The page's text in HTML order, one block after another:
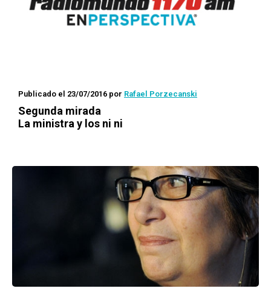
Publicado el 23/07/2016 por Rafael Porzecanski
Segunda mirada
La ministra y los ni ni